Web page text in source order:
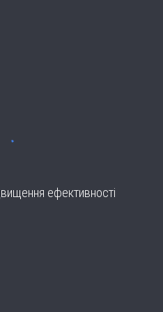
ефективності